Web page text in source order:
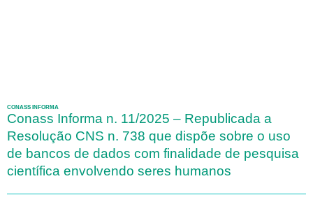
CONASS INFORMA
Conass Informa n. 11/2025 – Republicada a
Resolução CNS n. 738 que dispõe sobre o uso
de bancos de dados com finalidade de pesquisa
científica envolvendo seres humanos